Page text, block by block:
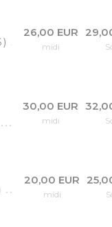
26,00 EUR
midi
30,00 EUR
midi
20,00 EUR
midi